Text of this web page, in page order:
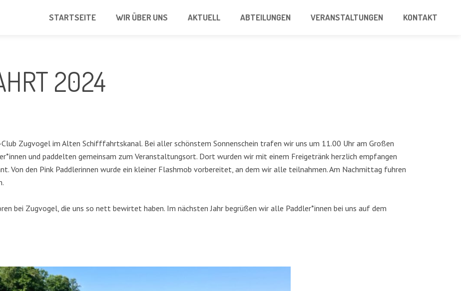
STARTSEITE WIR ÜBER UNS AKTUELL ABTEILUNGEN VERANSTALTUNGEN KONTAKT
2024
Zugvogel im Alten Schifffahrtskanal. Bei aller schönstem Sonnenschein trafen wir uns um 11.00 Uhr am Großen
und paddelten gemeinsam zum Veranstaltungsort. Dort wurden wir mit einem Freigetränk herzlich empfangen
Von den Pink Paddlerinnen wurde ein kleiner Flashmob vorbereitet, an dem wir alle teilnahmen. Am Nachmittag fuhren
bei Zugvogel, die uns so nett bewirtet haben. Im nächsten Jahr begrüßen wir alle Paddler*innen bei uns auf dem